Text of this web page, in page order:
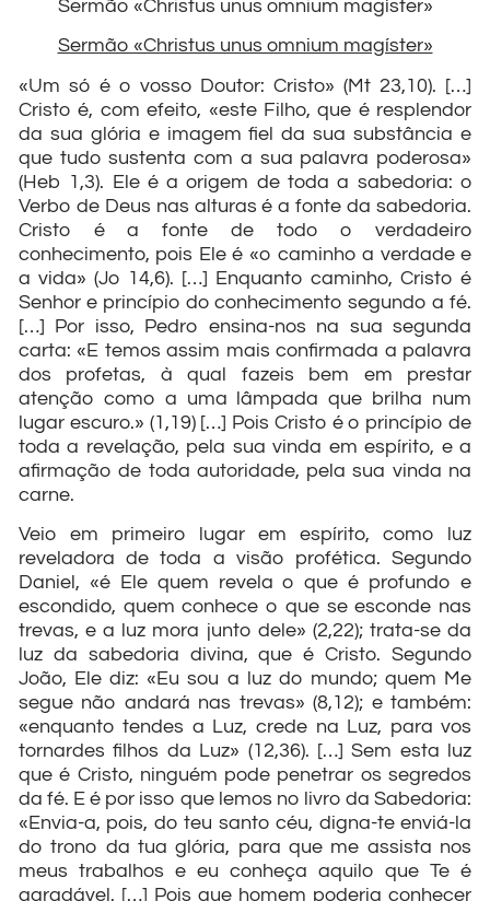
Sermão «Christus unus omnium magíster»
Sermão «Christus unus omnium magíster»
«Um só é o vosso Doutor: Cristo» (Mt 23,10). […]
Cristo é, com efeito, «este Filho, que é resplendor
da sua glória e imagem fiel da sua substância e
que tudo sustenta com a sua palavra poderosa»
(Heb 1,3). Ele é a origem de toda a sabedoria: o
Verbo de Deus nas alturas é a fonte da sabedoria.
Cristo é a fonte de todo o verdadeiro
conhecimento, pois Ele é «o caminho a verdade e
a vida» (Jo 14,6). […] Enquanto caminho, Cristo é
Senhor e princípio do conhecimento segundo a fé.
[…] Por isso, Pedro ensina-nos na sua segunda
carta: «E temos assim mais confirmada a palavra
dos profetas, à qual fazeis bem em prestar
atenção como a uma lâmpada que brilha num
lugar escuro.» (1,19) […] Pois Cristo é o princípio de
toda a revelação, pela sua vinda em espírito, e a
afirmação de toda autoridade, pela sua vinda na
carne.
Veio em primeiro lugar em espírito, como luz
reveladora de toda a visão profética. Segundo
Daniel, «é Ele quem revela o que é profundo e
escondido, quem conhece o que se esconde nas
trevas, e a luz mora junto dele» (2,22); trata-se da
luz da sabedoria divina, que é Cristo. Segundo
João, Ele diz: «Eu sou a luz do mundo; quem Me
segue não andará nas trevas» (8,12); e também:
«enquanto tendes a Luz, crede na Luz, para vos
tornardes filhos da Luz» (12,36). […] Sem esta luz
que é Cristo, ninguém pode penetrar os segredos
da fé. E é por isso que lemos no livro da Sabedoria:
«Envia-a, pois, do teu santo céu, digna-te enviá-la
do trono da tua glória, para que me assista nos
meus trabalhos e eu conheça aquilo que Te é
agradável. […] Pois que homem poderia conhecer